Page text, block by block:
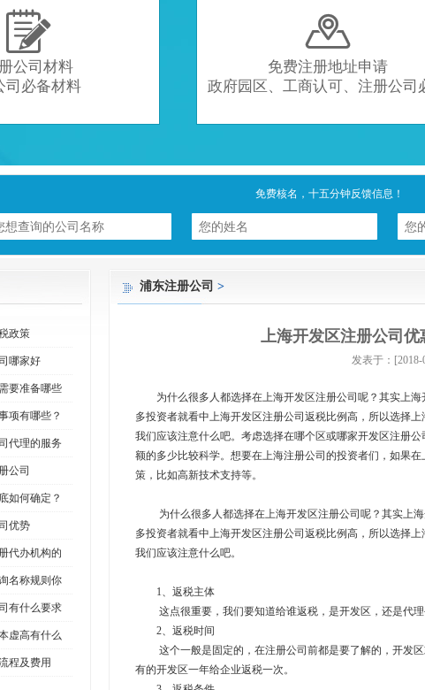

公司材料
司必备材料

免费注册地址申请
政府园区、工商认可、注册公司
免费核名，十五分钟反馈信息！
浦东注册公司 >
上海开发区注册公司优
发表于：[2018-
为什么很多人都选择在上海开发区注册公司呢？其实上
多投资者就看中上海开发区注册公司返税比例高，所以选择
我们应该注意什么吧。考虑选择在哪个区或哪家开发区注册
额的多少比较科学。想要在上海注册公司的投资者们，如果
策，比如高新技术支持等。
为什么很多人都选择在上海开发区注册公司呢？其实上海
多投资者就看中上海开发区注册公司返税比例高，所以选择
我们应该注意什么吧。
1、返税主体
这点很重要，我们要知道给谁返税，是开发区，还是代理
2、返税时间
这个一般是固定的，在注册公司前都是要了解的，开发区
有的开发区一年给企业返税一次。
政策
哪家好
要准备哪些
项有哪些？
代理的服务
公司
如何确定？
优势
代办机构的
名称规则你
有什么要求
虚高有什么
程及费用